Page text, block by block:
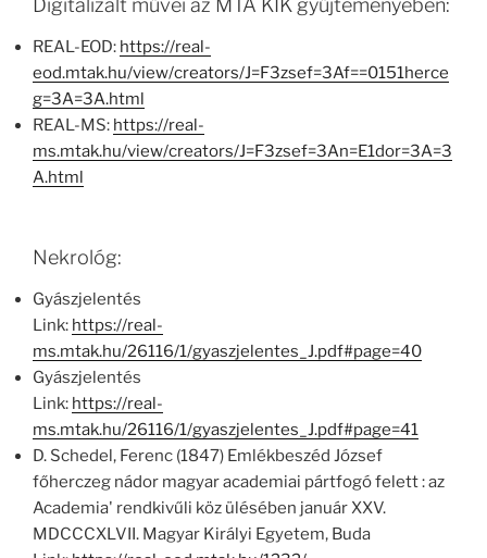
Digitalizált művei az MTA KIK gyűjteményében:
REAL-EOD: https://real-
eod.mtak.hu/view/creators/J=F3zsef=3Af==0151herce
g=3A=3A.html
REAL-MS: https://real-
ms.mtak.hu/view/creators/J=F3zsef=3An=E1dor=3A=3
A.html
Nekrológ:
Gyászjelentés
Link: https://real-
ms.mtak.hu/26116/1/gyaszjelentes_J.pdf#page=40
Gyászjelentés
Link: https://real-
ms.mtak.hu/26116/1/gyaszjelentes_J.pdf#page=41
D. Schedel, Ferenc (1847) Emlékbeszéd József
főherczeg nádor magyar academiai pártfogó felett : az
Academia' rendkivűli köz ülésében január XXV.
MDCCCXLVII. Magyar Királyi Egyetem, Buda